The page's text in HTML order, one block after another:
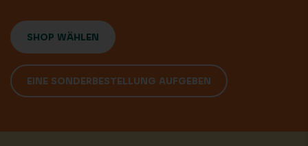
SHOP WÄHLEN
EINE SONDERBESTELLUNG AUFGEBEN